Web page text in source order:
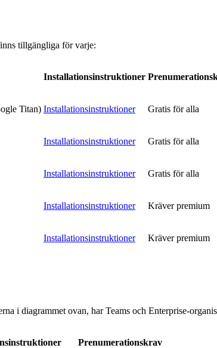
tillgängliga för varje:
Installationsinstruktioner
Titan) Installationsinstruktioner Gratis för alla
Installationsinstruktioner Gratis för alla
Installationsinstruktioner Gratis för alla
Installationsinstruktioner Kräver premium
Installationsinstruktioner Kräver premium
i diagrammet ovan, har Teams och Enterprise-
Prenumerationskrav